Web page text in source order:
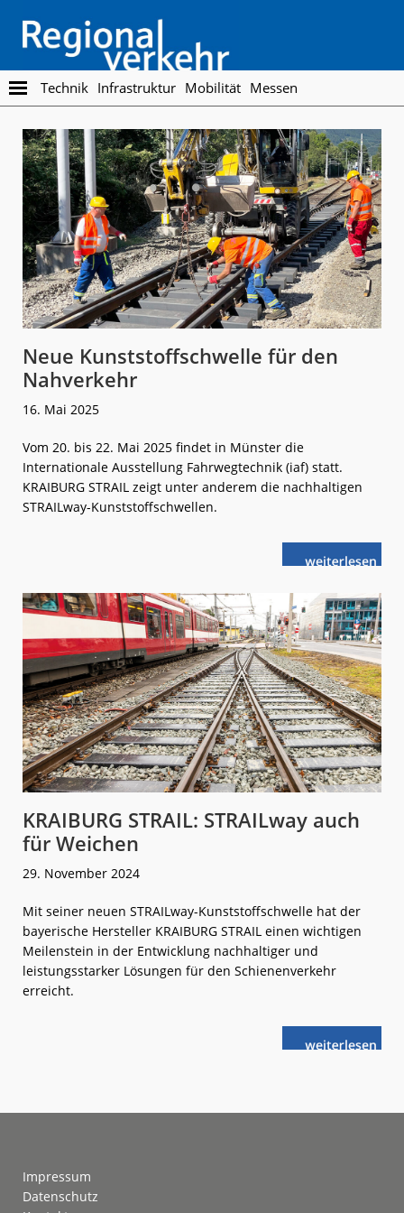
main
content
footer
Regionalverkehr
Die
Fachzeitschrift
den
Öffentlichen
Personennahverkehr
Technik Infrastruktur Mobilität Messen
Neue Kunststoffschwelle für den
Nahverkehr
16. Mai 2025
Vom 20. bis 22. Mai 2025 findet in Münster die
Internationale Ausstellung Fahrwegtechnik (iaf) statt.
KRAIBURG STRAIL zeigt unter anderem die nachhaltigen
STRAILway-Kunststoffschwellen.
weiterlese
nNeue
den
Nahverkehr
KRAIBURG STRAIL: STRAILway auch
für Weichen
29. November 2024
Mit seiner neuen STRAILway-Kunststoffschwelle hat der
bayerische Hersteller KRAIBURG STRAIL einen wichtigen
Meilenstein in der Entwicklung nachhaltiger und
leistungsstarker Lösungen für den Schienenverkehr
erreicht.
weiterlese
nKRAIBURG
Impressum
Datenschutz